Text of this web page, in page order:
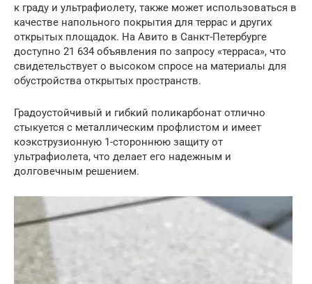
к граду и ультрафиолету, также может использоваться в
качестве напольного покрытия для террас и других
открытых площадок. На Авито в Санкт-Петербурге
доступно 21 634 объявления по запросу «терраса», что
свидетельствует о высоком спросе на материалы для
обустройства открытых пространств.
Градоустойчивый и гибкий поликарбонат отлично
стыкуется с металлическим профлистом и имеет
коэкструзионную 1-стороннюю защиту от
ультрафиолета, что делает его надежным и
долговечным решением.